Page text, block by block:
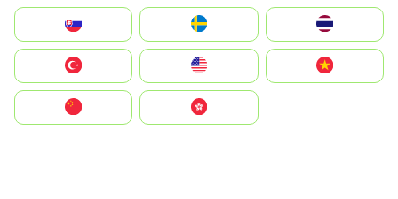
United States
中國香港特別行政區